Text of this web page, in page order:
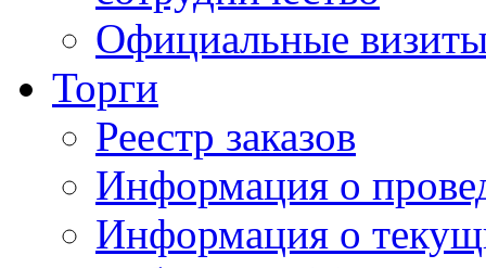
Официальные
Торги
Реестр заказов
Информация о
Информация о